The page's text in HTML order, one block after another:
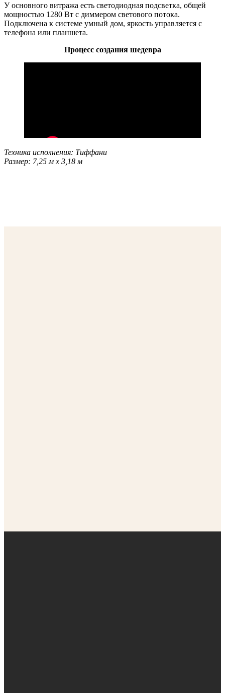
У основного витража есть светодиодная подсветка, общей
мощностью 1280 Вт с диммером светового потока.
Подключена к системе умный дом, яркость управляется с
телефона или планшета.
Процесс создания шедевра
Техника исполнения: Тиффани
Размер: 7,25 м x 3,18 м